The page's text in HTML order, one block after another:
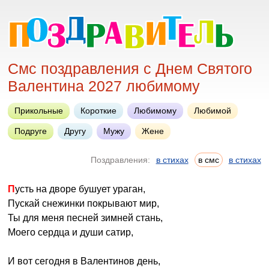
Смс поздравления с Днем Святого
Валентина 2027 любимому
Прикольные Короткие Любимому Любимой
Подруге Другу Мужу Жене
Поздравления: в стихах в смс в стихах
Пусть на дворе бушует ураган,
Пускай снежинки покрывают мир,
Ты для меня песней зимней стань,
Моего сердца и души сатир,
И вот сегодня в Валентинов день,